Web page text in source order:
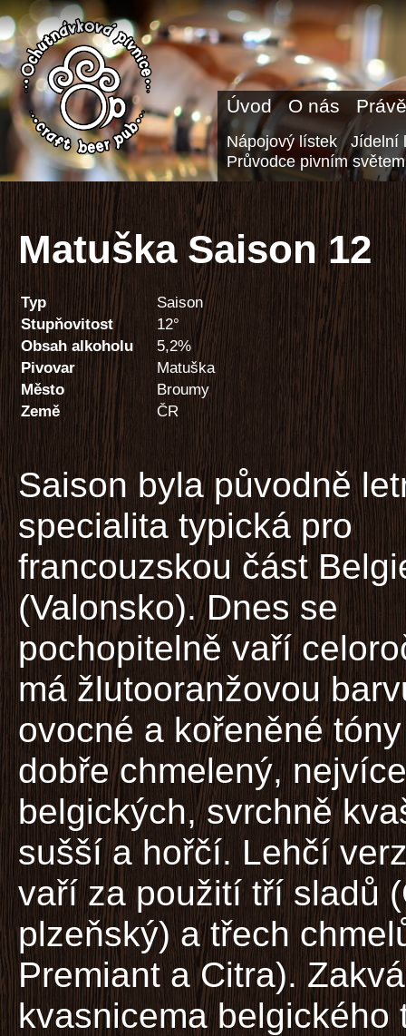
Úvod O nás
Nápojový lístek
Jídelní
Průvodce pivním světem
Matuška Saison 12
Typ
Saison
Stupňovitost
12°
Obsah alkoholu
5,2%
Pivovar
Matuška
Město
Broumy
Země
ČR
Saison byla původně
specialita typická pro
francouzskou část
(Valonsko). Dnes se
pochopitelně vaří
má žlutooranžovou
ovocné a kořeněné
dobře chmelený,
belgických, svrchně
sušší a hořčí. Lehčí
vaří za použití tří sladů
plzeňský) a třech
Premiant a Citra).
kvasnicema belgického